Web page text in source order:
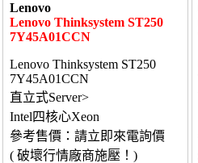
Lenovo
Lenovo Thinksystem ST250
7Y45A01CCN
Lenovo Thinksystem ST250
7Y45A01CCN
直立式Server>
Intel四核心Xeon
參考售價：請立即來電詢價
( 破壞行情廠商施壓！)